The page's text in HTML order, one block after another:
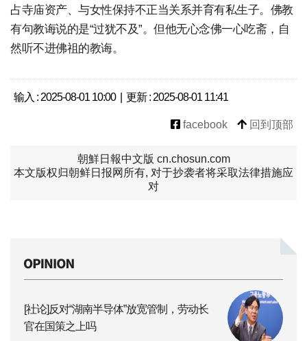
占寺庙资产、与女性保持不正当关系并育有私生子。佛教
有句教诲说的是“过犹不及”。但他无心念佛一心吃斋，自
然听不进佛祖的教诲。
输入 : 2025-08-01 10:00 | 更新 : 2025-08-01 11:41
facebook 回到顶部
朝鮮日報中文版 cn.chosun.com
本文版权归朝鲜日报网所有, 对于抄袭者将采取法律措施应
对
[社论]反对“湖南半导体”放宽管制，劳动长
官在国策之上吗